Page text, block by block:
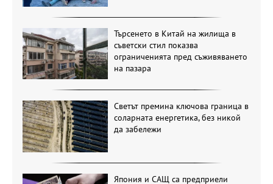
Търсенето в Китай на жилища в
съветски стил показва
ограниченията пред съживяването
на пазара
Светът премина ключова граница в
соларната енергетика, без никой
да забележи
Япония и САЩ са предприели